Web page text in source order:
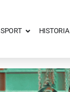
SPORT HISTORIA